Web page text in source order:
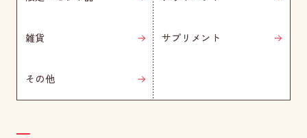
雑貨 サプリメント
その他